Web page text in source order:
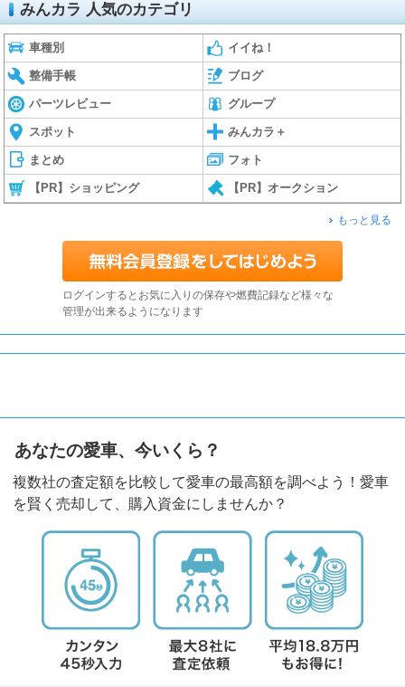
みんカラ 人気のカテゴリ
車種別 イイね！
整備手帳 ブログ
パーツレビュー グループ
スポット みんカラ＋
まとめ フォト
【PR】ショッピング 【PR】オークション
もっと見る
ログインするとお気に入りの保存や燃費記録など様々な
管理が出来るようになります
あなたの愛車、今いくら？
複数社の査定額を比較して愛車の最高額を調べよう！愛車
を賢く売却して、購入資金にしませんか？